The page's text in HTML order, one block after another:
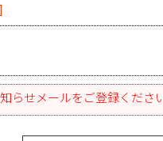
らせメールをご登録くださ